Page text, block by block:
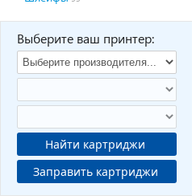
Выберите ваш принтер:
Найти картриджи
Заправить картриджи